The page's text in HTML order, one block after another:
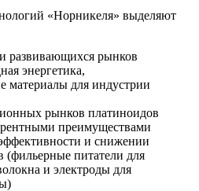
«Норникеля» выделяют
развивающихся рынков
энергетика,
материалы для индустрии
рынков платиноидов
преимуществами
и снижении
(фильерные питатели для
и электроды для